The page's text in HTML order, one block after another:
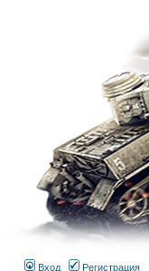
Вход Регистрация